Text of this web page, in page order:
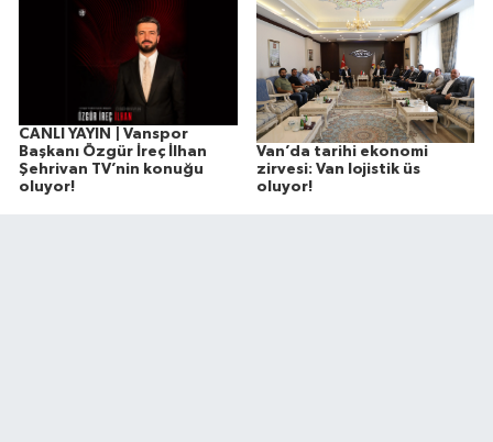
CANLI YAYIN | Vanspor
Başkanı Özgür İreç İlhan
Şehrivan TV’nin konuğu
oluyor!
Van’da tarihi ekonomi
zirvesi: Van lojistik üs
oluyor!